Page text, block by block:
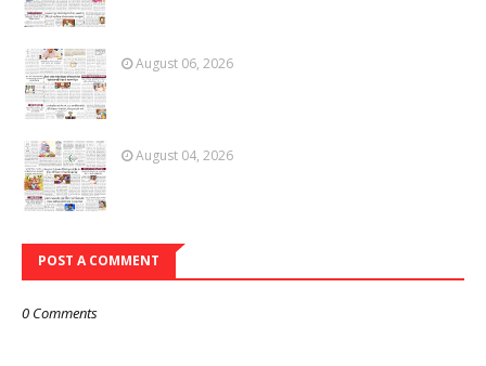
August 06, 2026
August 04, 2026
POST A COMMENT
0 Comments